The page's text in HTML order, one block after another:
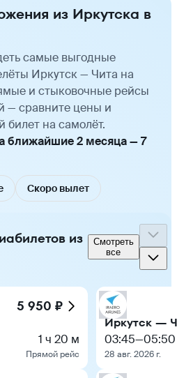
из Иркутска в
самые выгодные
Иркутск — Чита на
и стыковочные рейсы
— сравните цены и
на самолёт.
ближайшие 2 месяца — 7
Скоро вылет
из
Смотреть
все
5 950 ₽
1 ч 20 м
Прямой рейс
Иркутск —
03:45—05:50
28 авг. 2026 г.